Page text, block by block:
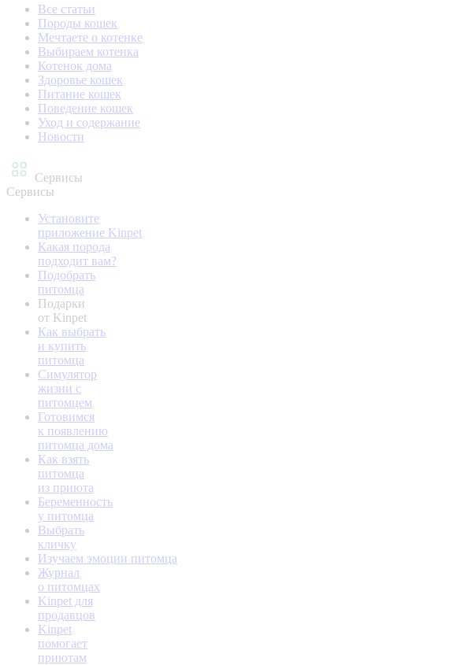
Все статьи
Породы кошек
Мечтаете о котенке
Выбираем котенка
Котенок дома
Здоровье кошек
Питание кошек
Поведение кошек
Уход и содержание
Новости
Сервисы
Сервисы
Установите
приложение Kinpet
Какая порода
подходит вам?
Подобрать
питомца
Подарки
от Kinpet
Как выбрать
и купить
питомца
Симулятор
жизни с
питомцем
Готовимся
к появлению
питомца дома
Как взять
питомца
из приюта
Беременность
у питомца
Выбрать
кличку
Изучаем эмоции питомца
Журнал
о питомцах
Kinpet для
продавцов
Kinpet
помогает
приютам